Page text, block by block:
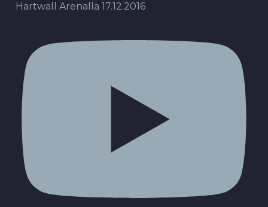
Hartwall Arenalla 17.12.2016